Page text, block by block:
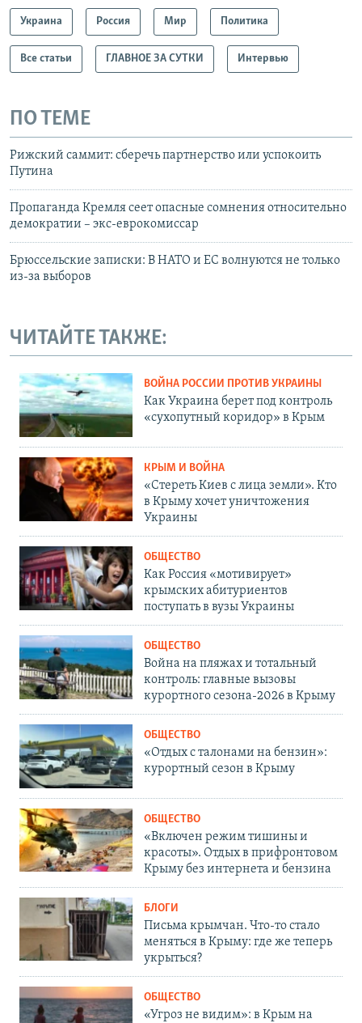
Украина Россия Мир Политика
Все статьи ГЛАВНОЕ ЗА СУТКИ Интервью
ПО ТЕМЕ
Рижский саммит: сберечь партнерство или успокоить
Путина
Пропаганда Кремля сеет опасные сомнения относительно
демократии – экс-еврокомиссар
Брюссельские записки: В НАТО и ЕС волнуются не только
из-за выборов
ЧИТАЙТЕ ТАКЖЕ:
ВОЙНА РОССИИ ПРОТИВ УКРАИНЫ
Как Украина берет под контроль
«сухопутный коридор» в Крым
КРЫМ И ВОЙНА
«Стереть Киев с лица земли». Кто
в Крыму хочет уничтожения
Украины
ОБЩЕСТВО
Как Россия «мотивирует»
крымских абитуриентов
поступать в вузы Украины
ОБЩЕСТВО
Война на пляжах и тотальный
контроль: главные вызовы
курортного сезона-2026 в Крыму
ОБЩЕСТВО
«Отдых с талонами на бензин»:
курортный сезон в Крыму
ОБЩЕСТВО
«Включен режим тишины и
красоты». Отдых в прифронтовом
Крыму без интернета и бензина
БЛОГИ
Письма крымчан. Что-то стало
меняться в Крыму: где же теперь
укрыться?
ОБЩЕСТВО
«Угроз не видим»: в Крым на